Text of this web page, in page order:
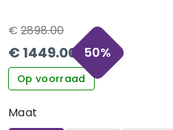
€ 2898.00
€ 1449.00 50%
Op voorraad
Maat